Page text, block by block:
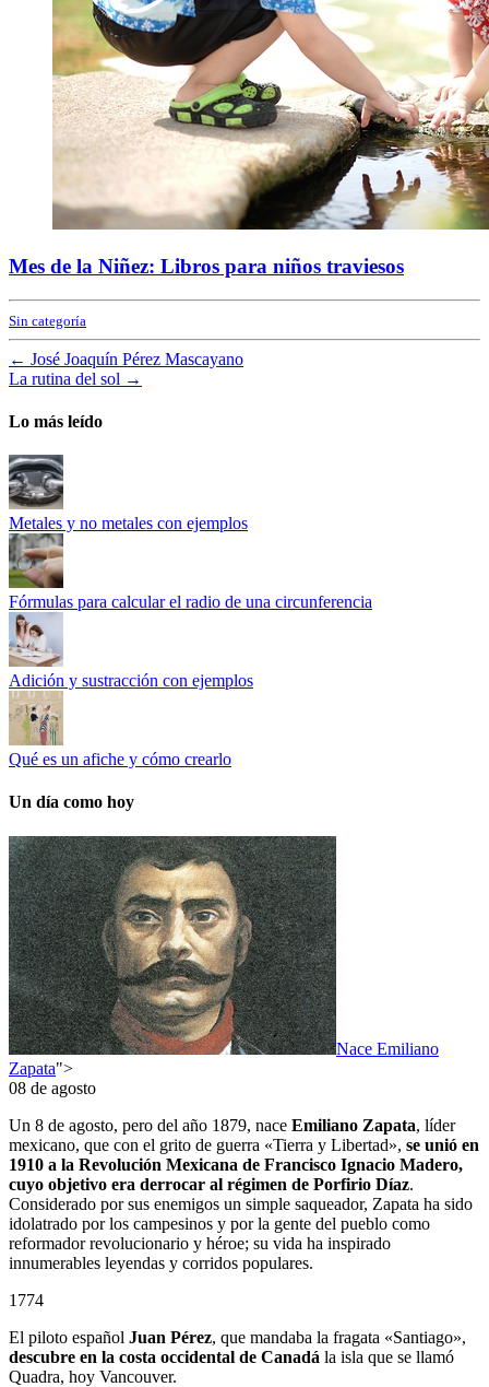
Mes de la Niñez: Libros para niños traviesos
Sin categoría
← José Joaquín Pérez Mascayano
La rutina del sol →
Lo más leído
Metales y no metales con ejemplos
Fórmulas para calcular el radio de una circunferencia
Adición y sustracción con ejemplos
Qué es un afiche y cómo crearlo
Un día como hoy
Nace Emiliano
Zapata">
08 de agosto
Un 8 de agosto, pero del año 1879, nace Emiliano Zapata, líder
mexicano, que con el grito de guerra «Tierra y Libertad», se unió en
1910 a la Revolución Mexicana de Francisco Ignacio Madero,
cuyo objetivo era derrocar al régimen de Porfirio Díaz.
Considerado por sus enemigos un simple saqueador, Zapata ha sido
idolatrado por los campesinos y por la gente del pueblo como
reformador revolucionario y héroe; su vida ha inspirado
innumerables leyendas y corridos populares.
1774
El piloto español Juan Pérez, que mandaba la fragata «Santiago»,
descubre en la costa occidental de Canadá la isla que se llamó
Quadra, hoy Vancouver.